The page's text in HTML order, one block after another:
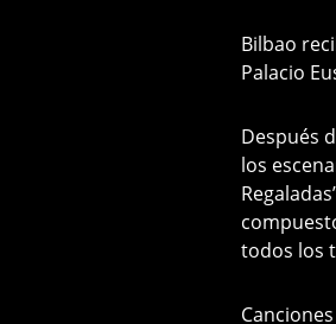
Bilbao
Palacio
Después
los
todos los